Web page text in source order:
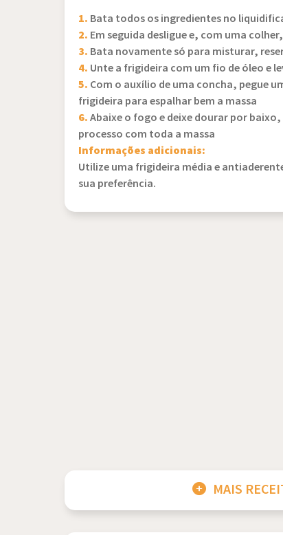
1. Bata todos os ingredientes no
2. Em seguida desligue e, com uma
3. Bata novamente só para misturar,
4. Unte a frigideira com um fio de óleo e
5. Com o auxílio de uma concha, pegue
frigideira para espalhar bem a massa
6.Abaixe o fogo e deixe dourar por
processo com toda a massa
Informações adicionais:
Utilize uma frigideira média e
sua preferência.
MAIS